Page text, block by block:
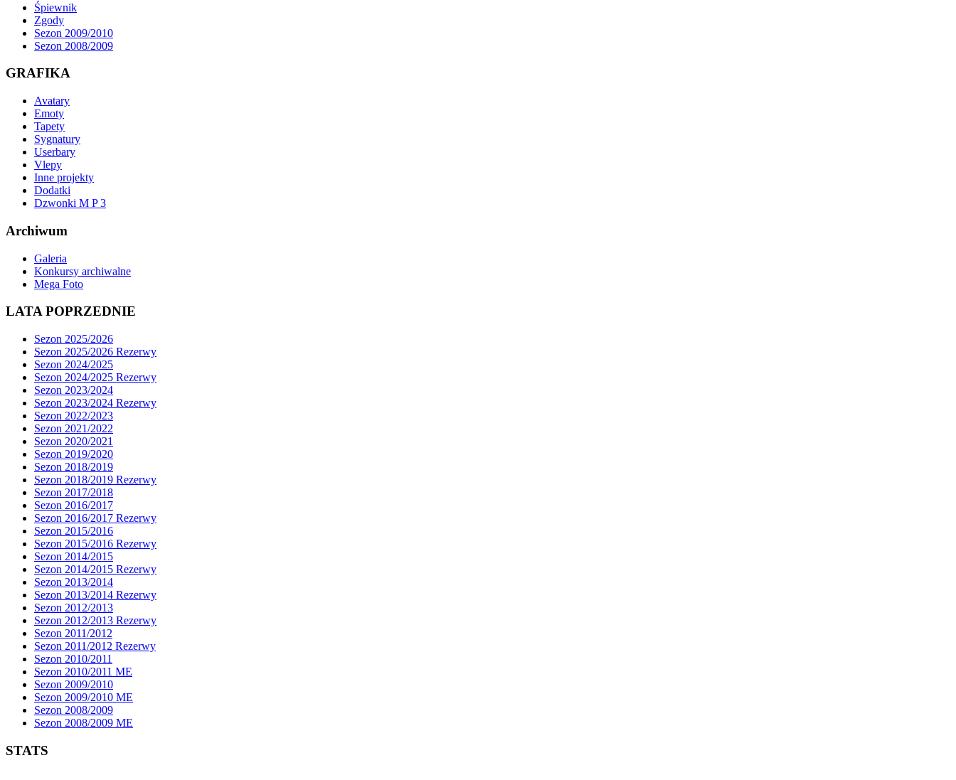
Śpiewnik
Zgody
Sezon 2009/2010
Sezon 2008/2009
GRAFIKA
Avatary
Emoty
Tapety
Sygnatury
Userbary
Vlepy
Inne projekty
Dodatki
Dzwonki M P 3
Archiwum
Galeria
Konkursy archiwalne
Mega Foto
LATA POPRZEDNIE
Sezon 2025/2026
Sezon 2025/2026 Rezerwy
Sezon 2024/2025
Sezon 2024/2025 Rezerwy
Sezon 2023/2024
Sezon 2023/2024 Rezerwy
Sezon 2022/2023
Sezon 2021/2022
Sezon 2020/2021
Sezon 2019/2020
Sezon 2018/2019
Sezon 2018/2019 Rezerwy
Sezon 2017/2018
Sezon 2016/2017
Sezon 2016/2017 Rezerwy
Sezon 2015/2016
Sezon 2015/2016 Rezerwy
Sezon 2014/2015
Sezon 2014/2015 Rezerwy
Sezon 2013/2014
Sezon 2013/2014 Rezerwy
Sezon 2012/2013
Sezon 2012/2013 Rezerwy
Sezon 2011/2012
Sezon 2011/2012 Rezerwy
Sezon 2010/2011
Sezon 2010/2011 ME
Sezon 2009/2010
Sezon 2009/2010 ME
Sezon 2008/2009
Sezon 2008/2009 ME
STATS